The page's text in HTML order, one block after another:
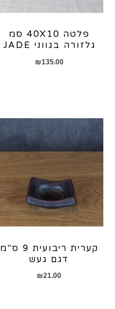
פלטה 40X10 סמ
גלזורה בגווני JADE
₪135.00
קערית ריבועית 9 ס"מ
דגם געש
₪21.00